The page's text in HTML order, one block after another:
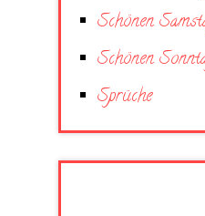
Schönen
Schönen
Sprüche